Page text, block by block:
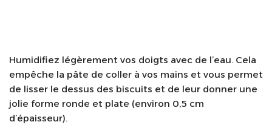
Humidifiez légèrement vos doigts avec de l’eau. Cela
empêche la pâte de coller à vos mains et vous permet
de lisser le dessus des biscuits et de leur donner une
jolie forme ronde et plate (environ 0,5 cm
d’épaisseur).